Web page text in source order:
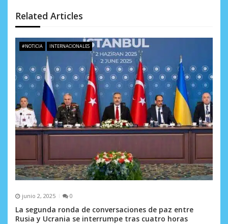
e
e
t
r
a
d
s
Related Articles
#NOTICIA INTERNACIONALES
junio 2, 2025 0
La segunda ronda de conversaciones de paz entre
Rusia y Ucrania se interrumpe tras cuatro horas